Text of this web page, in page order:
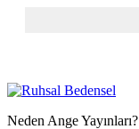
Neden Ange Yayınları?